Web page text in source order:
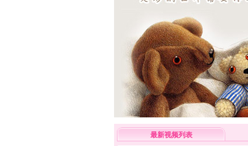
最新视频列表